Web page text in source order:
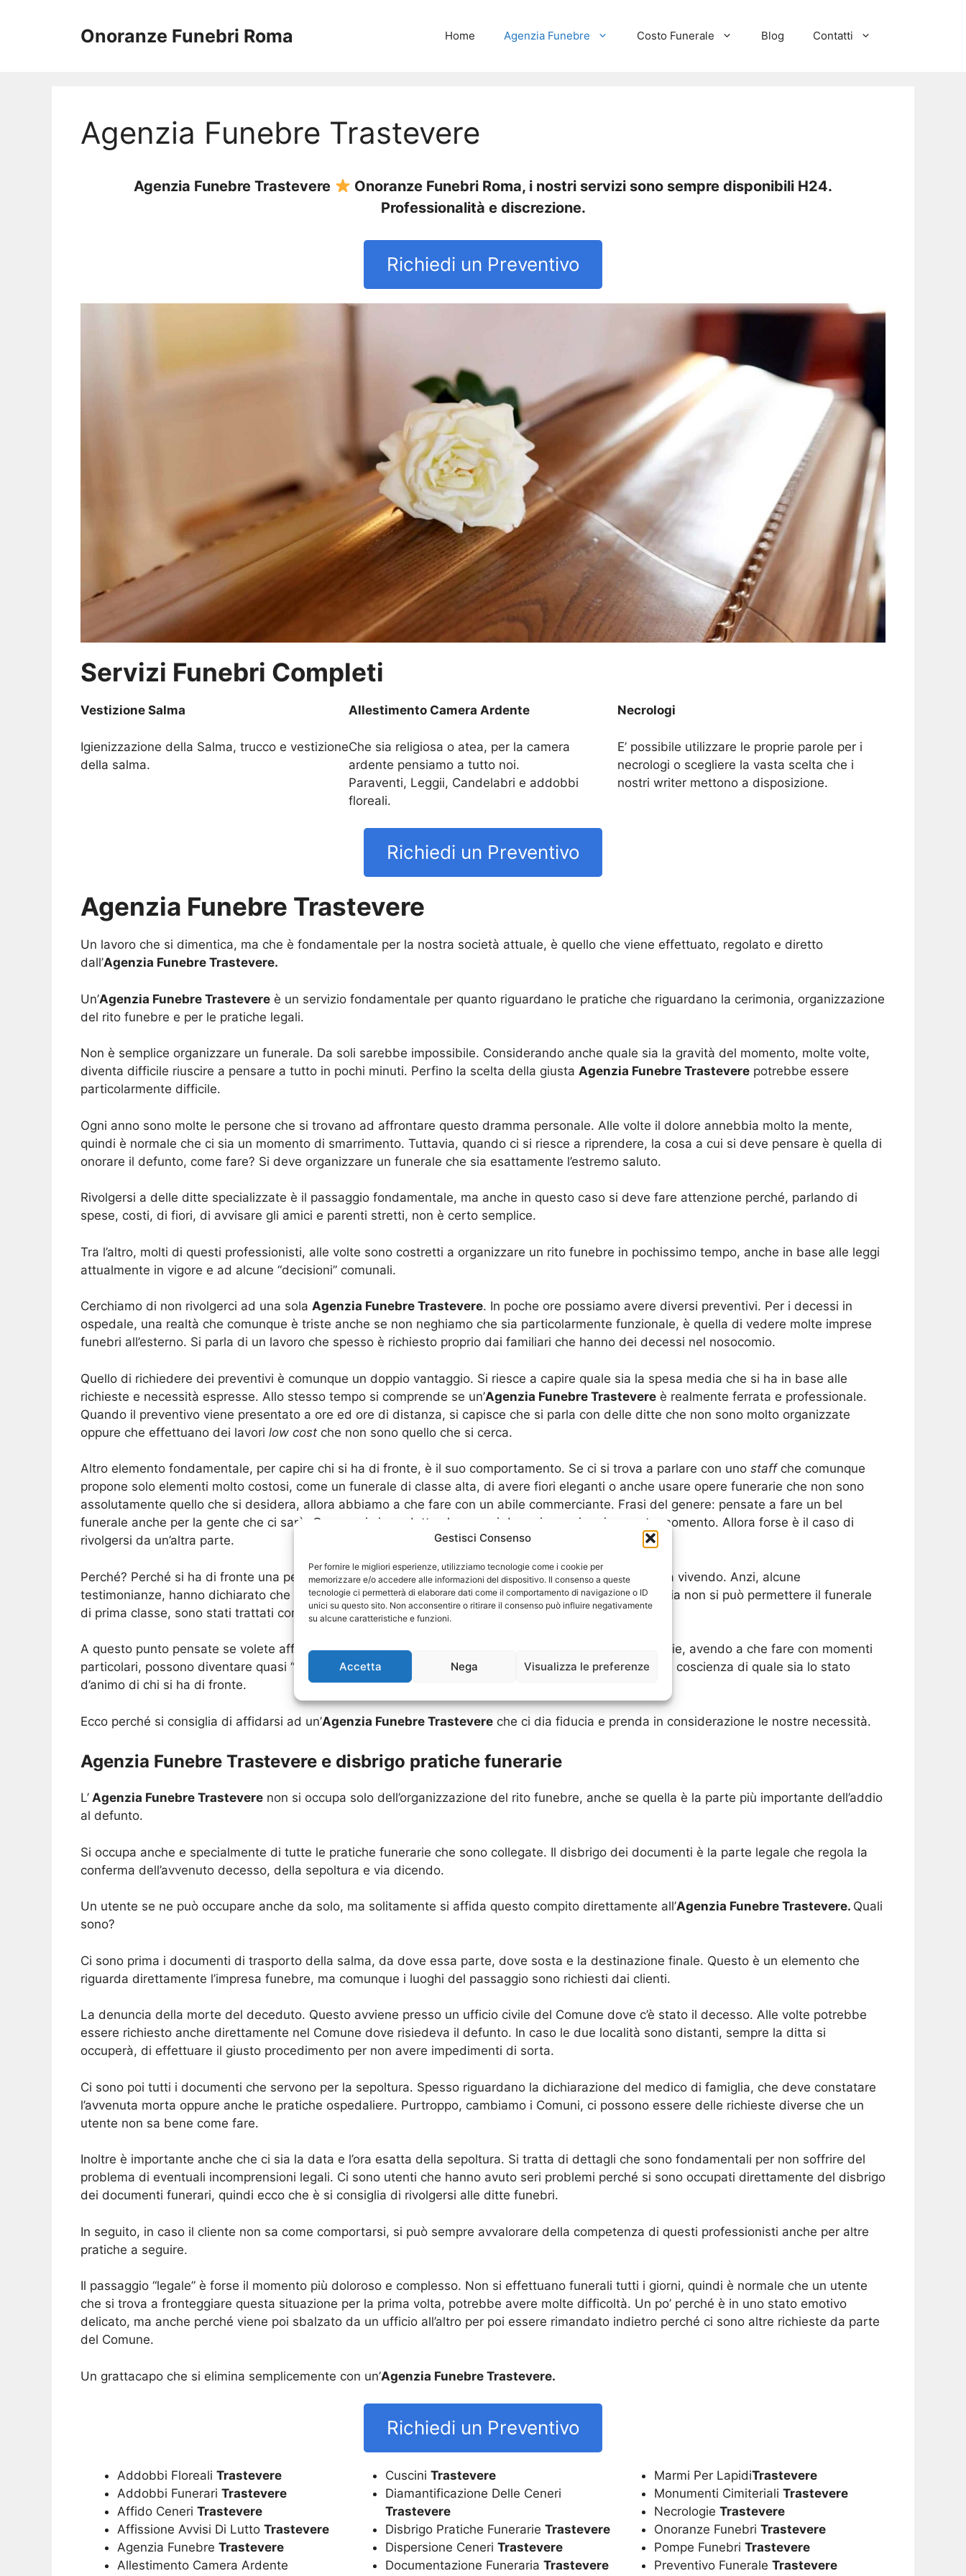
Gestisci Consenso
Per fornire le migliori esperienze, utilizziamo tecnologie come i cookie per
memorizzare e/o accedere alle informazioni del dispositivo. Il consenso a queste
tecnologie ci permetterà di elaborare dati come il comportamento di navigazione o ID
unici su questo sito. Non acconsentire o ritirare il consenso può influire negativamente
su alcune caratteristiche e funzioni.
Accetta Nega Visualizza le preferenze
Onoranze Funebri Roma Home Agenzia Funebre Costo Funerale Blog Contatti
Agenzia Funebre Trastevere
Agenzia Funebre Trastevere
Onoranze Funebri Roma, i nostri servizi sono sempre disponibili H24.
Professionalità e discrezione.
Richiedi un Preventivo
Servizi Funebri Completi
Vestizione Salma
Igienizzazione della Salma, trucco e vestizione
della salma.
Allestimento Camera Ardente
Che sia religiosa o atea, per la camera
ardente pensiamo a tutto noi.
Paraventi, Leggii, Candelabri e addobbi
floreali.
Necrologi
E’ possibile utilizzare le proprie parole per i
necrologi o scegliere la vasta scelta che i
nostri writer mettono a disposizione.
Richiedi un Preventivo
Agenzia Funebre Trastevere
Un lavoro che si dimentica, ma che è fondamentale per la nostra società attuale, è quello che viene effettuato, regolato e diretto
dall’Agenzia Funebre Trastevere.
Un’Agenzia Funebre Trastevere è un servizio fondamentale per quanto riguardano le pratiche che riguardano la cerimonia, organizzazione
del rito funebre e per le pratiche legali.
Non è semplice organizzare un funerale. Da soli sarebbe impossibile. Considerando anche quale sia la gravità del momento, molte volte,
diventa difficile riuscire a pensare a tutto in pochi minuti. Perfino la scelta della giusta Agenzia Funebre Trastevere potrebbe essere
particolarmente difficile.
Ogni anno sono molte le persone che si trovano ad affrontare questo dramma personale. Alle volte il dolore annebbia molto la mente,
quindi è normale che ci sia un momento di smarrimento. Tuttavia, quando ci si riesce a riprendere, la cosa a cui si deve pensare è quella di
onorare il defunto, come fare? Si deve organizzare un funerale che sia esattamente l’estremo saluto.
Rivolgersi a delle ditte specializzate è il passaggio fondamentale, ma anche in questo caso si deve fare attenzione perché, parlando di
spese, costi, di fiori, di avvisare gli amici e parenti stretti, non è certo semplice.
Tra l’altro, molti di questi professionisti, alle volte sono costretti a organizzare un rito funebre in pochissimo tempo, anche in base alle leggi
attualmente in vigore e ad alcune “decisioni” comunali.
Cerchiamo di non rivolgerci ad una sola Agenzia Funebre Trastevere. In poche ore possiamo avere diversi preventivi. Per i decessi in
ospedale, una realtà che comunque è triste anche se non neghiamo che sia particolarmente funzionale, è quella di vedere molte imprese
funebri all’esterno. Si parla di un lavoro che spesso è richiesto proprio dai familiari che hanno dei decessi nel nosocomio.
Quello di richiedere dei preventivi è comunque un doppio vantaggio. Si riesce a capire quale sia la spesa media che si ha in base alle
richieste e necessità espresse. Allo stesso tempo si comprende se un’Agenzia Funebre Trastevere è realmente ferrata e professionale.
Quando il preventivo viene presentato a ore ed ore di distanza, si capisce che si parla con delle ditte che non sono molto organizzate
oppure che effettuano dei lavori low cost che non sono quello che si cerca.
Altro elemento fondamentale, per capire chi si ha di fronte, è il suo comportamento. Se ci si trova a parlare con uno staffche comunque
propone solo elementi molto costosi, come un funerale di classe alta, di avere fiori eleganti o anche usare opere funerarie che non sono
assolutamente quello che si desidera, allora abbiamo a che fare con un abile commerciante. Frasi del genere: pensate a fare un bel
funerale anche per la gente che ci sarà. Oppure vi viene detto che non si deve risparmiare in questo momento. Allora forse è il caso di
rivolgersi da un’altra parte.
Perché? Perché si ha di fronte una persona che non capisce quale sia il momento particolare che si sta vivendo. Anzi, alcune
testimonianze, hanno dichiarato che quando hanno richiesto dei funerali economici, perché una famiglia non si può permettere il funerale
di prima classe, sono stati trattati con noncuranza.
A questo punto pensate se volete affidare il vostro caro a soggetti del genere. Vero è che molte agenzie, avendo a che fare con momenti
particolari, possono diventare quasi “insensibili”, ma è un lavoro delicato di cui si deve avere sempre la coscienza di quale sia lo stato
d’animo di chi si ha di fronte.
Ecco perché si consiglia di affidarsi ad un’Agenzia Funebre Trastevere che ci dia fiducia e prenda in considerazione le nostre necessità.
Agenzia Funebre Trastevere e disbrigo pratiche funerarie
L’ Agenzia Funebre Trastevere non si occupa solo dell’organizzazione del rito funebre, anche se quella è la parte più importante dell’addio
al defunto.
Si occupa anche e specialmente di tutte le pratiche funerarie che sono collegate. Il disbrigo dei documenti è la parte legale che regola la
conferma dell’avvenuto decesso, della sepoltura e via dicendo.
Un utente se ne può occupare anche da solo, ma solitamente si affida questo compito direttamente all’Agenzia Funebre Trastevere. Quali
sono?
Ci sono prima i documenti di trasporto della salma, da dove essa parte, dove sosta e la destinazione finale. Questo è un elemento che
riguarda direttamente l’impresa funebre, ma comunque i luoghi del passaggio sono richiesti dai clienti.
La denuncia della morte del deceduto. Questo avviene presso un ufficio civile del Comune dove c’è stato il decesso. Alle volte potrebbe
essere richiesto anche direttamente nel Comune dove risiedeva il defunto. In caso le due località sono distanti, sempre la ditta si
occuperà, di effettuare il giusto procedimento per non avere impedimenti di sorta.
Ci sono poi tutti i documenti che servono per la sepoltura. Spesso riguardano la dichiarazione del medico di famiglia, che deve constatare
l’avvenuta morta oppure anche le pratiche ospedaliere. Purtroppo, cambiamo i Comuni, ci possono essere delle richieste diverse che un
utente non sa bene come fare.
Inoltre è importante anche che ci sia la data e l’ora esatta della sepoltura. Si tratta di dettagli che sono fondamentali per non soffrire del
problema di eventuali incomprensioni legali. Ci sono utenti che hanno avuto seri problemi perché si sono occupati direttamente del disbrigo
dei documenti funerari, quindi ecco che è si consiglia di rivolgersi alle ditte funebri.
In seguito, in caso il cliente non sa come comportarsi, si può sempre avvalorare della competenza di questi professionisti anche per altre
pratiche a seguire.
Il passaggio “legale” è forse il momento più doloroso e complesso. Non si effettuano funerali tutti i giorni, quindi è normale che un utente
che si trova a fronteggiare questa situazione per la prima volta, potrebbe avere molte difficoltà. Un po’ perché è in uno stato emotivo
delicato, ma anche perché viene poi sbalzato da un ufficio all’altro per poi essere rimandato indietro perché ci sono altre richieste da parte
del Comune.
Un grattacapo che si elimina semplicemente con un’Agenzia Funebre Trastevere.
Richiedi un Preventivo
Addobbi Floreali Trastevere
Addobbi Funerari Trastevere
Affido Ceneri Trastevere
Affissione Avvisi Di Lutto Trastevere
Agenzia Funebre Trastevere
Allestimento Camera Ardente
CusciniTrastevere
Diamantificazione Delle Ceneri
Trastevere
Disbrigo Pratiche FunerarieTrastevere
Dispersione CeneriTrastevere
Documentazione FunerariaTrastevere
Marmi Per LapidiTrastevere
Monumenti Cimiteriali Trastevere
Necrologie Trastevere
Onoranze Funebri Trastevere
Pompe Funebri Trastevere
Preventivo Funerale Trastevere